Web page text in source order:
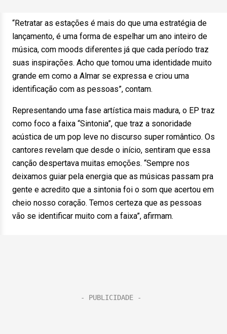
“Retratar as estações é mais do que uma estratégia de
lançamento, é uma forma de espelhar um ano inteiro de
música, com moods diferentes já que cada período traz
suas inspirações. Acho que tomou uma identidade muito
grande em como a Almar se expressa e criou uma
identificação com as pessoas”, contam.
Representando uma fase artística mais madura, o EP traz
como foco a faixa “Sintonia”, que traz a sonoridade
acústica de um pop leve no discurso super romântico. Os
cantores revelam que desde o início, sentiram que essa
canção despertava muitas emoções. “Sempre nos
deixamos guiar pela energia que as músicas passam pra
gente e acredito que a sintonia foi o som que acertou em
cheio nosso coração. Temos certeza que as pessoas
vão se identificar muito com a faixa”, afirmam.